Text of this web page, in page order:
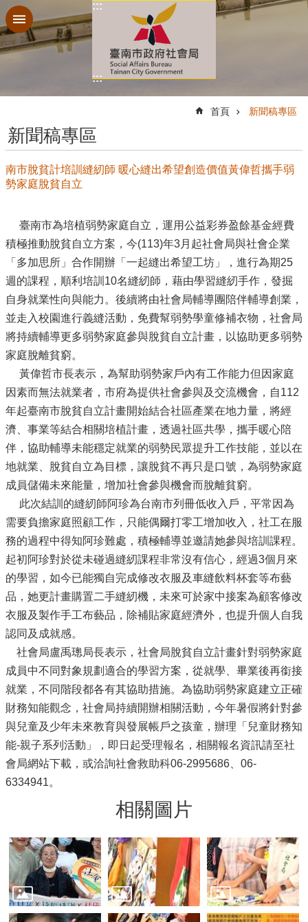
跳到主要內容區塊
:::
:::
首頁 新聞稿專區
新聞稿專區
南市脫貧計培訓縫紉師 暖心縫出希望創造價值黃偉哲攜手弱
勢家庭脫貧自立
臺南市為培植弱勢家庭自立，運用公益彩券盈餘基金經費
積極推動脫貧自立方案，今(113)年3月起社會局與社會企業
「多加思所」合作開辦「一起縫出希望工坊」，進行為期25
週的課程，順利培訓10名縫紉師，藉由學習縫紉手作，發掘
自身就業性向與能力。後續將由社會局輔導團陪伴輔導創業，
並走入校園進行義縫活動，免費幫弱勢學童修補衣物，社會局
將持續輔導更多弱勢家庭參與脫貧自立計畫，以協助更多弱勢
家庭脫離貧窮。
黃偉哲市長表示，為幫助弱勢家戶內有工作能力但因家庭
因素而無法就業者，市府為提供社會參與及交流機會，自112
年起臺南市脫貧自立計畫開始結合社區產業在地力量，將經
濟、事業等結合相關培植計畫，透過社區共學，攜手暖心陪
伴，協助輔導未能穩定就業的弱勢民眾提升工作技能，並以在
地就業、脫貧自立為目標，讓脫貧不再只是口號，為弱勢家庭
成員儲備未來能量，增加社會參與機會而脫離貧窮。
此次結訓的縫紉師阿珍為台南市列冊低收入戶，平常因為
需要負擔家庭照顧工作，只能偶爾打零工增加收入，社工在服
務的過程中得知阿珍難處，積極輔導並邀請她參與培訓課程。
起初阿珍對於從未碰過縫紉課程非常沒有信心，經過3個月來
的學習，如今已能獨自完成修改衣服及車縫飲料杯套等布藝
品，她更計畫購置二手縫紉機，未來可於家中接案為顧客修改
衣服及製作手工布藝品，除補貼家庭經濟外，也提升個人自我
認同及成就感。
社會局盧禹璁局長表示，社會局脫貧自立計畫針對弱勢家庭
成員中不同對象規劃適合的學習方案，從就學、畢業後再銜接
就業，不同階段都各有其協助措施。為協助弱勢家庭建立正確
財務知能觀念，社會局持續開辦相關活動，今年暑假將針對參
與兒童及少年未來教育與發展帳戶之孩童，辦理「兒童財務知
能-親子系列活動」，即日起受理報名，相關報名資訊請至社
會局網站下載，或洽詢社會救助科06-2995686、06-
6334941。
相關圖片